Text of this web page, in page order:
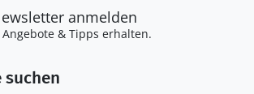
anmelden
& Tipps erhalten.
suchen